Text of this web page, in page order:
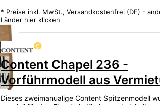
* Preise inkl. MwSt., Versandkostenfrei (DE) -
Länder hier klicken
Content Chapel 236 -
Vorführmodell aus
Dieses zweimanualige Content Spitzenmodell